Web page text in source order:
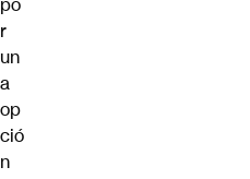
r
un
a
op
ció
n